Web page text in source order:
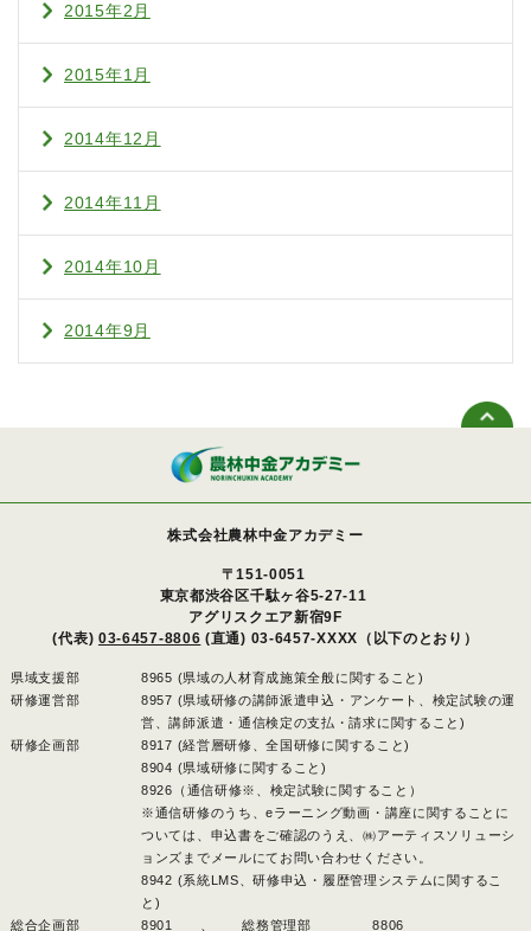
2015年2月
2015年1月
2014年12月
2014年11月
2014年10月
2014年9月
株式会社農林中金アカデミー
〒151-0051
東京都渋谷区千駄ヶ谷5-27-11
アグリスクエア新宿9F
(代表) 03-6457-8806 (直通) 03-6457-XXXX（以下のとおり）
県域支援部
8965 (県域の人材育成施策全般に関すること)
研修運営部
8957 (県域研修の講師派遣申込・アンケート、検定試験の運
営、講師派遣・通信検定の支払・請求に関すること)
研修企画部
8917 (経営層研修、全国研修に関すること)
8904 (県域研修に関すること)
8926（通信研修※、検定試験に関すること）
※通信研修のうち、eラーニング動画・講座に関することに
ついては、申込書をご確認のうえ、㈱アーティスソリューシ
ョンズまでメールにてお問い合わせください。
8942 (系統LMS、研修申込・履歴管理システムに関するこ
と)
総合企画部
8901 、総務管理部 8806